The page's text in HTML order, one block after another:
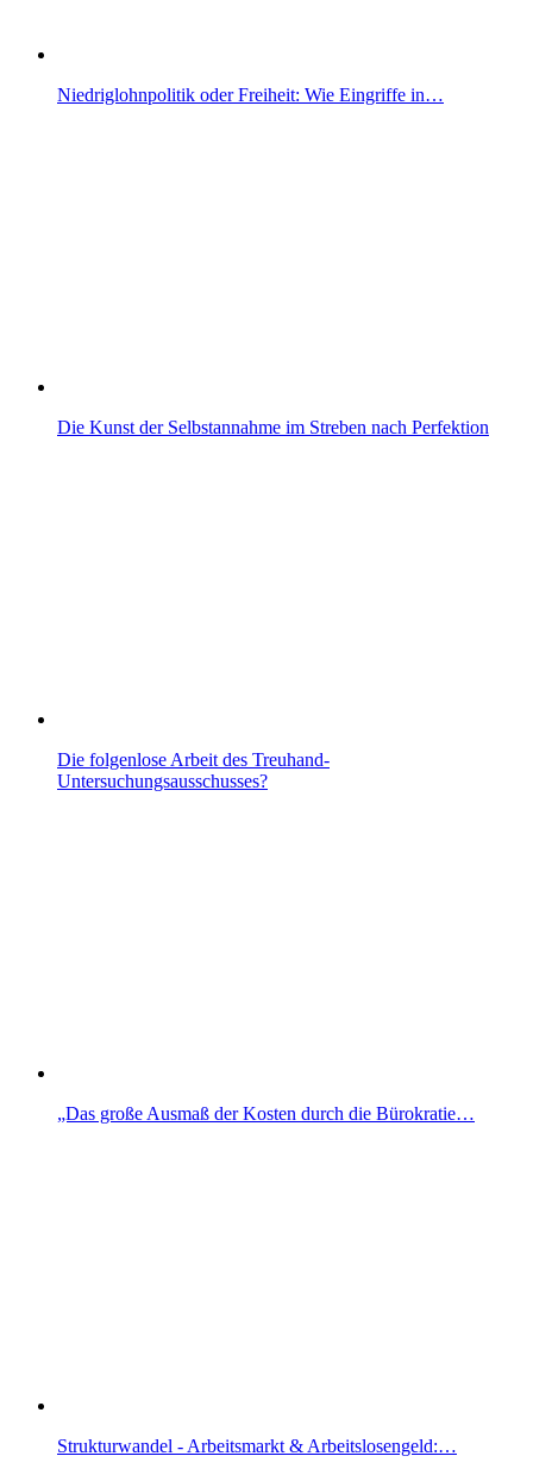
Niedriglohnpolitik oder Freiheit: Wie Eingriffe in…
Die Kunst der Selbstannahme im Streben nach Perfektion
Die folgenlose Arbeit des Treuhand-
Untersuchungsausschusses?
„Das große Ausmaß der Kosten durch die Bürokratie…
Strukturwandel - Arbeitsmarkt & Arbeitslosengeld:…